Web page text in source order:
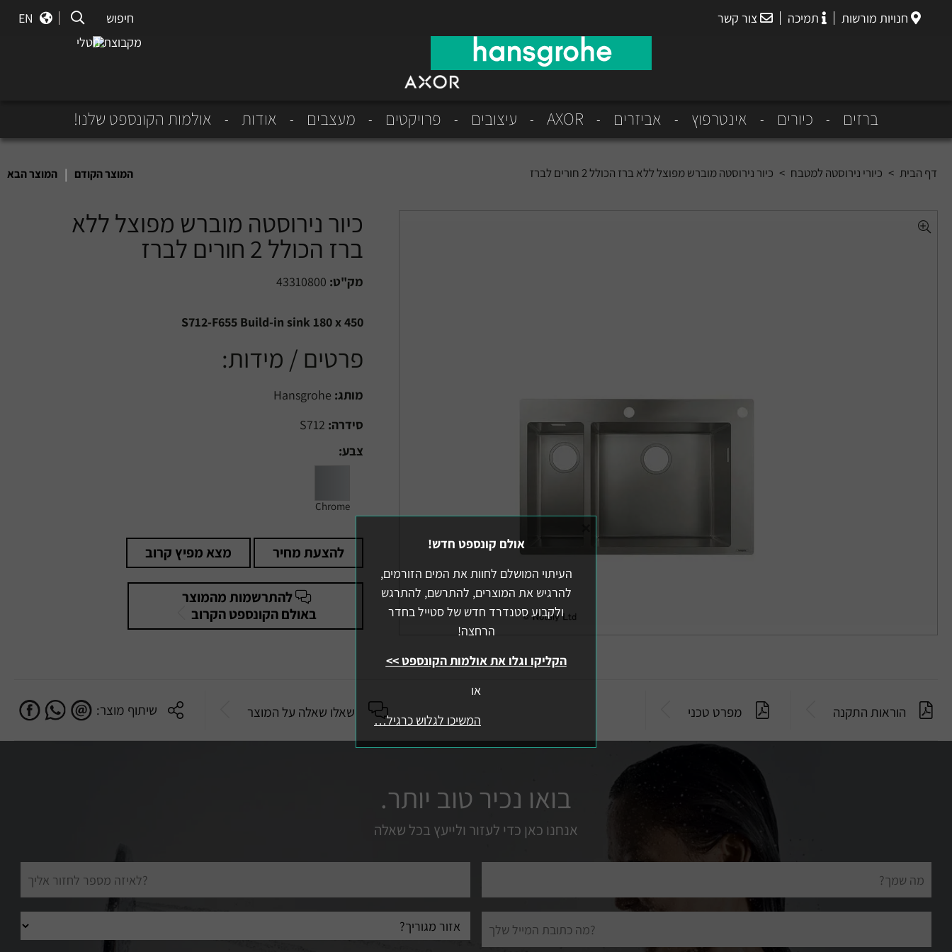
חנויות מורשות תמיכה צור קשר חיפוש
EN
מקבוצת נוטלי
ברזים כיורים אינטרפוץ אביזרים AXOR עיצובים פרויקטים מעצבים אודות אולמות הקונספט שלנו!
דף הבית > כיורי נירוסטה למטבח > כיור נירוסטה מוברש מפוצל ללא ברז הכולל 2 חורים לברז המוצר הקודם | המוצר הבא
כיור נירוסטה מוברש מפוצל ללא
ברז הכולל 2 חורים לברז
מק"ט: 43310800
S712-F655 Build-in sink 180 x 450
פרטים / מידות:
מותג:
סידרה:
צבע:
Chrome
להצעת מחיר מצא מפיץ קרוב
להתרשמות מהמוצר
באולם הקונספט הקרוב
הוראות התקנה מפרט טכני שאלו שאלה על המוצר שיתוף מוצר:
בואו נכיר טוב יותר.
אנחנו כאן כדי לעזור ולייעץ בכל שאלה
מלא
עיר
מגורים
אולם קונספט חדש!
העיתוי המושלם לחוות את המים הזורמים,
להרגיש את המוצרים, להתרשם, להתרגש
ולקבוע סטנדרד חדש של סטייל בחדר
הרחצה!
הקליקו וגלו את אולמות הקונספט >>
או
המשיכו לגלוש כרגיל…